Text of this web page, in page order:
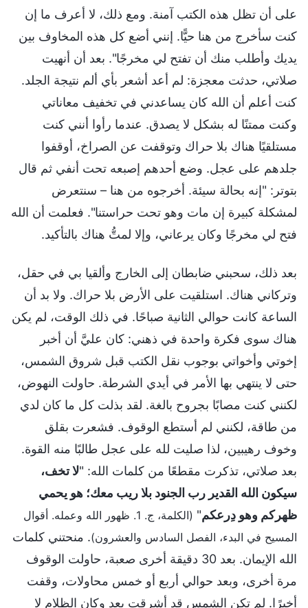
على أن تظل هذه الكتب آمنة. ومع ذلك، لا أعرف ما إن
كنت سأخرج من هنا حيًّا. إنني أضع كل هذه المخاوف بين
يديك وأطلب منك أن تفتح لي مخرجًا". بعد أن أنهيت
صلاتي، حدثت معجزة: لم أعد أشعر بأي ألم نتيجة الجلد.
كنت أعلم أن الله كان يساعدني في تخفيف معاناتي
وكنت ممتنًا له بشكل لا يصدق. عندما رأوا أنني كنت
مستلقيًا هناك بلا حراك وتوقفت عن الصراخ، أوقفوا
جلدهم على عجل. وضع أحدهم إصبعه تحت أنفي ثم قال
بتوتر: "إنه بحالة سيئة. أخرجوه من هنا – سنتعرض
لمشكلة كبيرة إن مات وهو تحت حراستنا". فعلمت أن الله
فتح لي مخرجًا وكان يرعاني، وإلا لمتُّ هناك بالتأكيد.
بعد ذلك، سحبني ضابطان إلى الخارج وألقيا بي في حقل،
وتركاني هناك. استلقيت على الأرض بلا حراك. ولا بد أن
الساعة كانت حوالي الثانية صباحًا. في ذلك الوقت، لم يكن
هناك سوى فكرة واحدة في ذهني: كان عليَّ أن أخبر
إخوتي وأخواتي بوجوب نقل الكتب قبل شروق الشمس،
حتى لا ينتهي بها الأمر في أيدي الشرطة. حاولت النهوض،
لكنني كنت مصابًا بجروح بالغة. لقد بذلت كل ما كان لدي
من طاقة، لكنني لم أستطع الوقوف. فشعرت بقلق
وخوف رهيبين، لذا صليت لله على عجل طالبًا منه القوة.
بعد صلاتي، تذكرت مقطعًا من كلمات الله: "لا تخف،
سيكون الله القدير رب الجنود بلا ريب معك؛ هو يحمي
ظهركم وهو دِرعكم"
(الكلمة، ج. 1. ظهور الله وعمله. أقوال
المسيح في البدء، الفصل السادس والعشرون). منحتني كلمات
الله الإيمان. بعد 30 دقيقة أخرى صعبة، حاولت الوقوف
مرة أخرى، وبعد حوالي أربع أو خمس محاولات، وقفت
أخيرًا. لم تكن الشمس قد أشرقت بعد وكان الظلام لا